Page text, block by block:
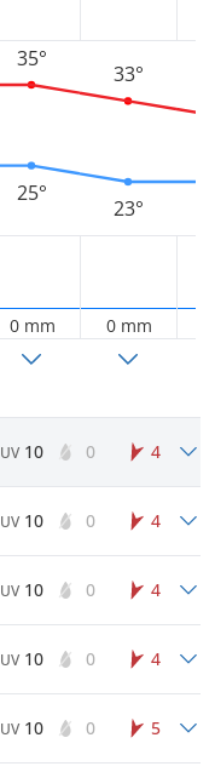
25°
35°
0 mm
23°
33°
0 mm
UV 10 0 4
UV 10 0 4
UV 10 0 4
UV 10 0 4
UV 10 0 5